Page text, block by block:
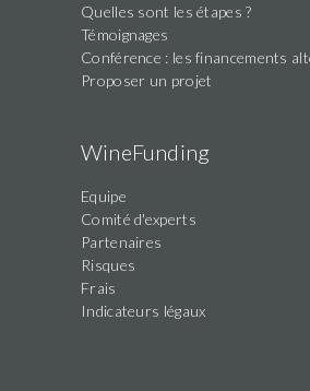
Quelles sont les étapes ?
Témoignages
Conférence : les financements
Proposer un projet
WineFunding
Equipe
Comité d'experts
Partenaires
Risques
Frais
Indicateurs légaux